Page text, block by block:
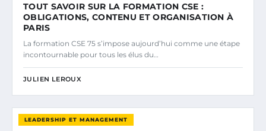
TOUT SAVOIR SUR LA FORMATION CSE :
OBLIGATIONS, CONTENU ET ORGANISATION À
PARIS
La formation CSE 75 s’impose aujourd’hui comme une étape
incontournable pour tous les élus du…
JULIEN LEROUX
LEADERSHIP ET MANAGEMENT